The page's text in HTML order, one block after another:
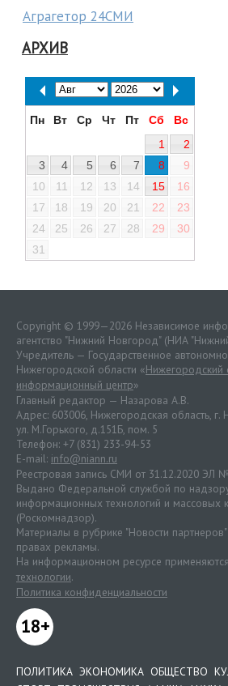
Аграгетор 24СМИ
АРХИВ
Пн Вт Ср Чт Пт Сб
Вс
1
2
3
4 5 6 7 8
9
10
11 12 13 14 15
16
17
18 19 20 21 22
23
24
25 26 27 28 29
30
31
Copyright © 1999—2026 Независимое
агентство "Нижний Новгород" (НИА
Учредитель — Государственное
Нижегородской области «Нижегородский
информационный центр»
Главный редактор — Назарова А.В.
Адрес: 603006, Нижегородская область,
ул. М.Горького, д.151Б, пом. 5
Телефон: +7 (831) 233-94-53
E-mail: info@niann.ru
Реестровая запись СМИ от 31.12.2020 ЭЛ
Выдано Федеральной службой по
информационных технологий и массовых
(Роскомнадзор).
Материалы в рубрике "Новости
правах рекламы.
На информационном ресурсе применяются
технологии.
Политика конфиденциальности
18+
ПОЛИТИКА ЭКОНОМИКА ОБЩЕСТВО